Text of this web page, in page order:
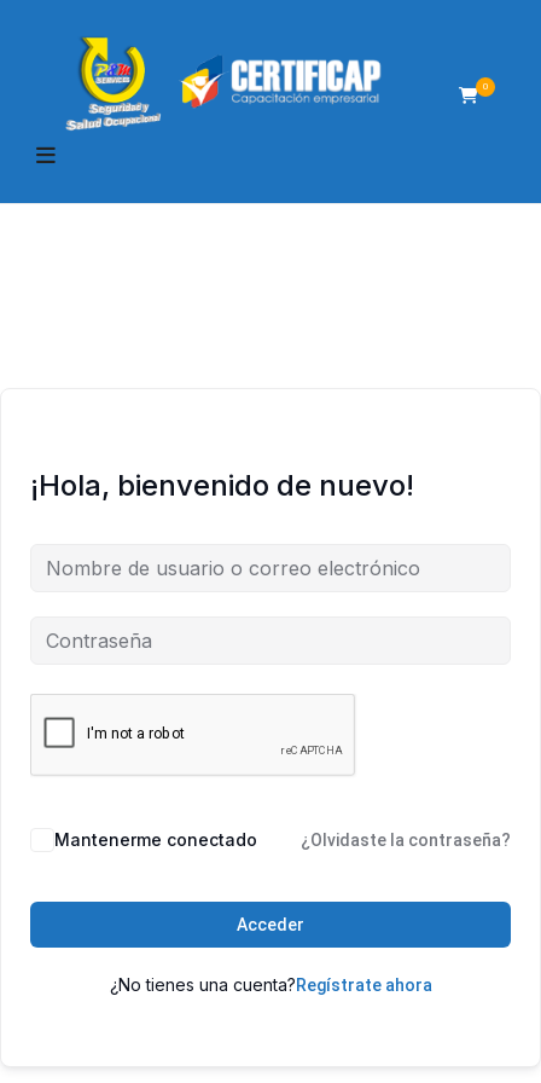
0
¡Hola, bienvenido de nuevo!
Mantenerme conectado ¿Olvidaste la contraseña?
Acceder
¿No tienes una cuenta?Regístrate ahora